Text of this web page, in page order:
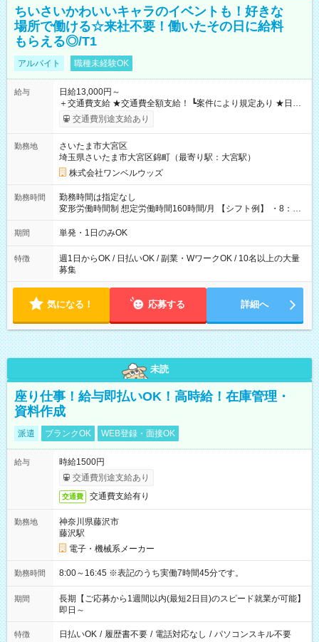
ちいさいかわいいキャラのイベントも！好きな
場所で働ける☆来社不要！働いたその日に給料
もらえる◎/T1
アルバイト 職種未経験OK
給与
日給13,000円～
＋交通費支給 ★交通費全額支給！ ┗案件により規定あり ★日払
いOK！（規定あり） ┗働いたその日に現金GET♪ お仕事後はコ
ンビニATMから 日払い分を引き落とせます！ 【試用期間】試
交通費別途支給あり
勤務地
さいたま市大宮区
埼玉県さいたま市大宮区錦町（最寄り駅：大宮駅）
株式会社ワンベルウッズ
勤務時間
勤務時間は指定なし
変形労働時間制 想定労働時間160時間/月 【シフト例】 ・8：00
～21：00
期間 単発・1日のみOK
特徴
週1日からOK / 日払いOK / 副業・WワークOK / 10名以上の大量
募集
気になる！ 応募する 詳細へ
未読
座り仕事！給与即払いOK！高時給！在庫管理・
資料作成
派遣 ブランクOK WEB登録・面接OK
給与
時給1500円
交通費別途支給あり
交通費 交通費支給有り
勤務地
神奈川県藤沢市
藤沢駅
電子・機械系メーカー
勤務時間 8:00～16:45 ※表記のうち実働7時間45分です。
期間
長期【ご応募から1週間以内(最短2日目)のスピード就業が可能】
即日～
特徴 日払いOK / 履歴書不要 / 電話対応なし / パソコンスキル不要